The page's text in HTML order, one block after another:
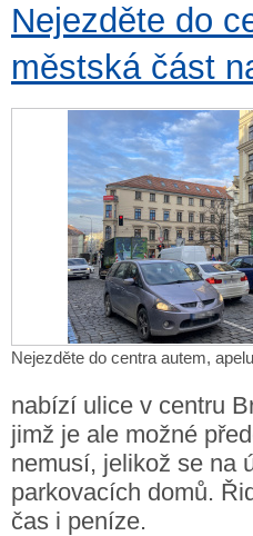
Nejezděte do
městská část
Nejezděte do centra autem,
nabízí ulice v centru
jimž je ale možné
nemusí, jelikož se na
parkovacích domů.
čas i peníze.